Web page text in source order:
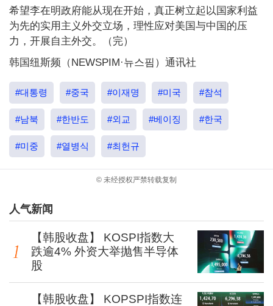
希望李在明政府能从现在开始，真正树立起以国家利益
为先的实用主义外交立场，理性应对美国与中国的压
力，开展自主外交。（完）
韩国纽斯频（NEWSPIM·뉴스핌）通讯社
#대통령 #중국 #이재명 #미국 #참석
#남북 #한반도 #외교 #베이징 #한국
#미중 #열병식 #최헌규
© 未经授权严禁转载复制
人气新闻
【韩股收盘】 KOSPI指数大
跌逾4% 外资大举抛售半导体
股
【韩股收盘】 KOPSPI指数连